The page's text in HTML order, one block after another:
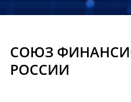
Материалы
СОЮЗ
РОССИИ